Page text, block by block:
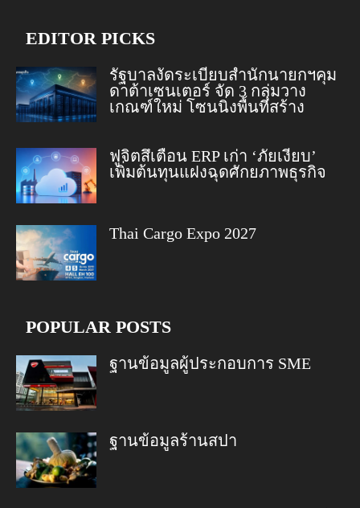
EDITOR PICKS
รัฐบาลงัดระเบียบสำนักนายกฯคุม
ดาต้าเซนเตอร์ จัด 3 กลุ่มวาง
เกณฑ์ใหม่ โซนนิ่งพื้นที่สร้าง
ฟูจิตสึเตือน ERP เก่า ‘ภัยเงียบ’
เพิ่มต้นทุนแฝงฉุดศักยภาพธุรกิจ
Thai Cargo Expo 2027
POPULAR POSTS
ฐานข้อมูลผู้ประกอบการ SME
ฐานข้อมูลร้านสปา